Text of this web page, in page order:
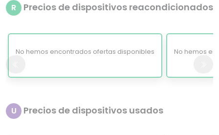
R Precios de dispositivos reacondicionados
No hemos encontrados ofertas disponibles No hemos
U Precios de dispositivos usados